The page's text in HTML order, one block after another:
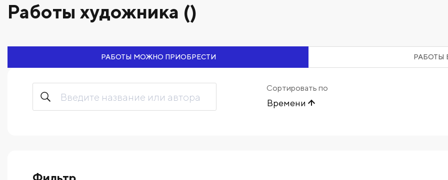
Работы художника ()
РАБОТЫ МОЖНО ПРИОБРЕСТИ РАБОТЫ
Сортировать по
Времени